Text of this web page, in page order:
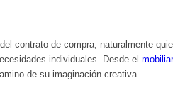
contrato de compra, naturalmente
individuales. Desde el
de su imaginación creativa.